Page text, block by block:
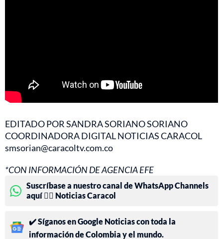
EDITADO POR SANDRA SORIANO SORIANO
COORDINADORA DIGITAL NOTICIAS CARACOL
smsorian@caracoltv.com.co
*CON INFORMACIÓN DE AGENCIA EFE
Suscríbase a nuestro canal de WhatsApp Channels
aquí 👉🏻 Noticias Caracol
✔️ Síganos en Google Noticias con toda la
información de Colombia y el mundo.